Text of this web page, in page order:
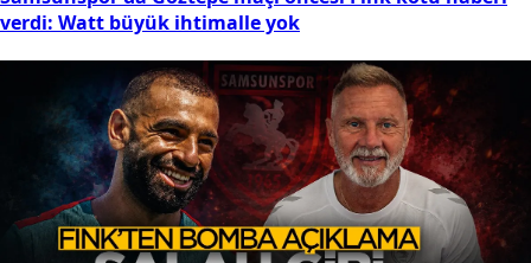
verdi: Watt büyük ihtimalle yok